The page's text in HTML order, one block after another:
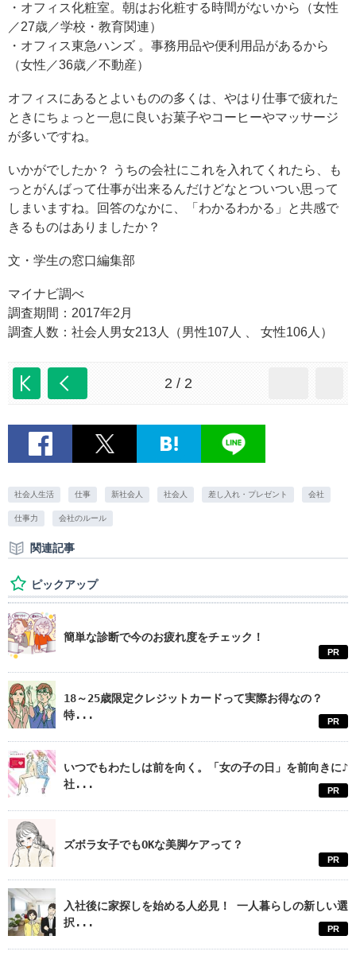
・オフィス化粧室。朝はお化粧する時間がないから（女性
／27歳／学校・教育関連）
・オフィス東急ハンズ 。事務用品や便利用品があるから
（女性／36歳／不動産）
オフィスにあるとよいものの多くは、やはり仕事で疲れた
ときにちょっと一息に良いお菓子やコーヒーやマッサージ
が多いですね。
いかがでしたか？ うちの会社にこれを入れてくれたら、も
っとがんばって仕事が出来るんだけどなとついつい思って
しまいますね。回答のなかに、「わかるわかる」と共感で
きるものはありましたか？
文・学生の窓口編集部
マイナビ調べ
調査期間：2017年2月
調査人数：社会人男女213人（男性107人 、 女性106人）
2 / 2
社会人生活 仕事 新社会人 社会人 差し入れ・プレゼント 会社
仕事力 会社のルール
関連記事
ピックアップ
簡単な診断で今のお疲れ度をチェック！
PR
18～25歳限定クレジットカードって実際お得なの？
特...
PR
いつでもわたしは前を向く。「女の子の日」を前向きに♪
社...
PR
ズボラ女子でもOKな美脚ケアって？
PR
入社後に家探しを始める人必見！ 一人暮らしの新しい選
択...
PR